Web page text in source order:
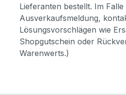
Lieferanten bestellt. Im Falle
Ausverkaufsmeldung,
Lösungsvorschlägen wie
Shopgutschein oder
Warenwerts.)